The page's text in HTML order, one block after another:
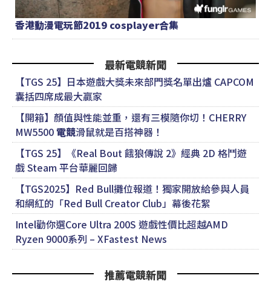
香港動漫電玩節2019 cosplayer合集
最新電競新聞
【TGS 25】日本遊戲大獎未來部門獎名單出爐 CAPCOM
囊括四席成最大贏家
【開箱】顏值與性能並重，還有三模隨你切！CHERRY
MW5500電競滑鼠就是百搭神器！
【TGS 25】《Real Bout 餓狼傳說 2》經典 2D 格鬥遊
戲 Steam 平台華麗回歸
【TGS2025】Red Bull攤位報道！獨家開放給參與人員
和網紅的「Red Bull Creator Club」幕後花絮
Intel勸你選Core Ultra 200S 遊戲性價比超越AMD
Ryzen 9000系列 – XFastest News
推薦電競新聞